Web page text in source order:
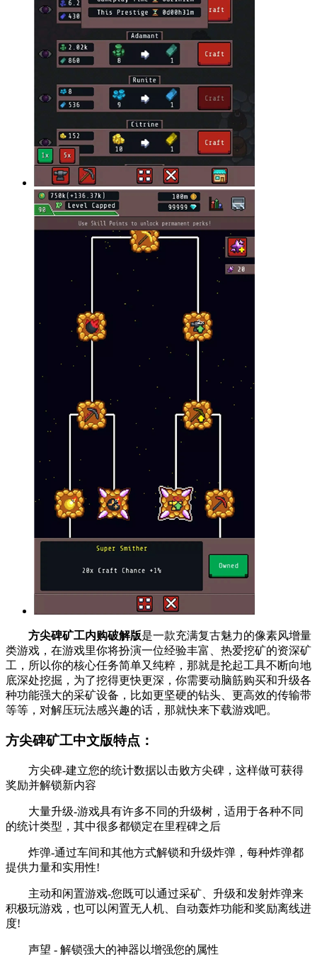
方尖碑矿工内购破解版是一款充满复古魅力的像素风增量
类游戏，在游戏里你将扮演一位经验丰富、热爱挖矿的资深矿
工，所以你的核心任务简单又纯粹，那就是抡起工具不断向地
底深处挖掘，为了挖得更快更深，你需要动脑筋购买和升级各
种功能强大的采矿设备，比如更坚硬的钻头、更高效的传输带
等等，对解压玩法感兴趣的话，那就快来下载游戏吧。
方尖碑矿工中文版特点：
方尖碑-建立您的统计数据以击败方尖碑，这样做可获得
奖励并解锁新内容
大量升级-游戏具有许多不同的升级树，适用于各种不同
的统计类型，其中很多都锁定在里程碑之后
炸弹-通过车间和其他方式解锁和升级炸弹，每种炸弹都
提供力量和实用性!
主动和闲置游戏-您既可以通过采矿、升级和发射炸弹来
积极玩游戏，也可以闲置无人机、自动轰炸功能和奖励离线进
度!
声望 - 解锁强大的神器以增强您的属性